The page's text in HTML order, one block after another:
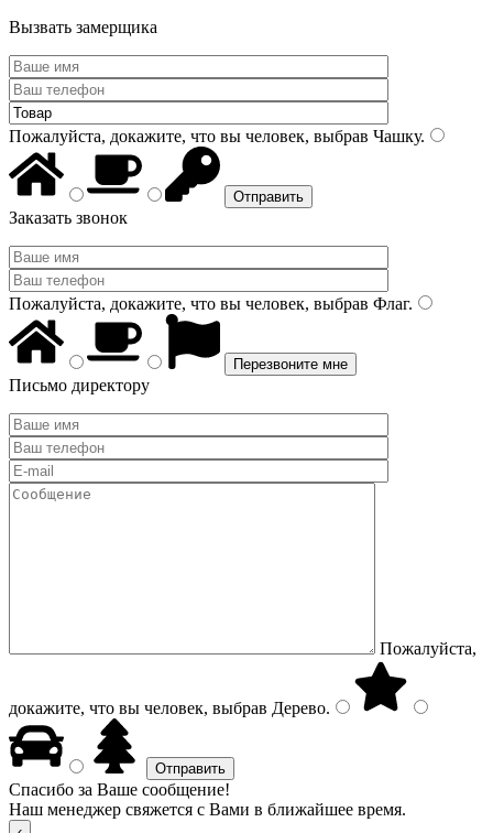
Вызвать замерщика
Пожалуйста, докажите, что вы человек, выбрав Чашку.
Заказать звонок
Пожалуйста, докажите, что вы человек, выбрав Флаг.
Письмо директору
Пожалуйста,
докажите, что вы человек, выбрав Дерево.
Спасибо за Ваше сообщение!
Наш менеджер свяжется с Вами в ближайшее время.